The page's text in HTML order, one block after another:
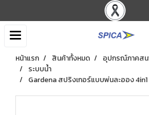
หน้าแรก สินค้าทั้งหมด
อุปกรณ์ภาคสน
ระบบน้ำ
Gardena สปริงเกอร์แบบพ่นละออง